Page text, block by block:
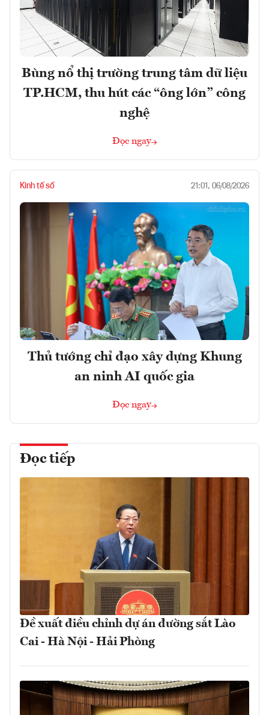
Bùng nổ thị trường trung tâm dữ liệu
TP.HCM, thu hút các “ông lớn” công
nghệ
Đọc ngay
Kinh tế số 21:01, 06/08/2026
Thủ tướng chỉ đạo xây dựng Khung
an ninh AI quốc gia
Đọc ngay
Đọc tiếp
Đề xuất điều chỉnh dự án đường sắt Lào
Cai - Hà Nội - Hải Phòng